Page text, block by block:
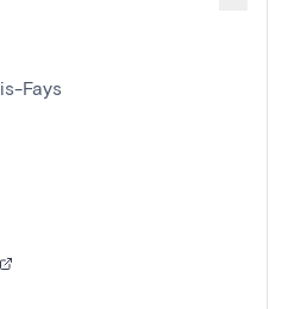
Fays